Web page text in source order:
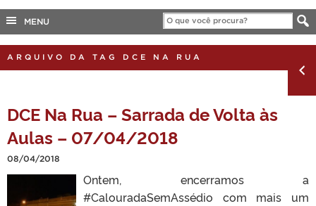
Canais
EDITAIS
MENU
ARQUIVO DA TAG DCE NA RUA
DCE Na Rua – Sarrada de Volta às
Aulas – 07/04/2018
08/04/2018
Ontem, encerramos a
#CalouradaSemAssédio com mais um